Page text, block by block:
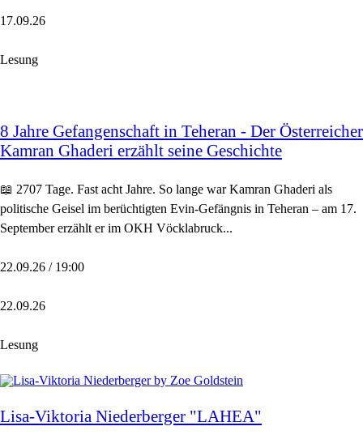
17.09.26
Lesung
8 Jahre Gefangenschaft in Teheran - Der Österreicher
Kamran Ghaderi erzählt seine Geschichte
📖 2707 Tage. Fast acht Jahre. So lange war Kamran Ghaderi als
politische Geisel im berüchtigten Evin-Gefängnis in Teheran – am 17.
September erzählt er im OKH Vöcklabruck...
22.09.26 / 19:00
22.09.26
Lesung
Lisa-Viktoria Niederberger "LAHEA"